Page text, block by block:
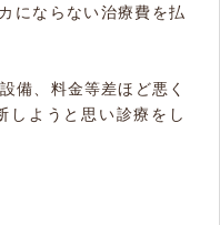
にならない治療費を払
備、料金等差ほど悪く
しようと思い診療をし